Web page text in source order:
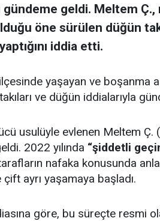
geldi. Meltem Ç.,
öne sürülen düğün
iddia etti.
ilçesinde yaşayan ve boşanma
ve düğün iddialarıyla
usulüyle evlenen Meltem Ç.
2022 yılında “şiddetli
nafaka konusunda
ayrı yaşamaya başladı.
göre, bu süreçte resmi